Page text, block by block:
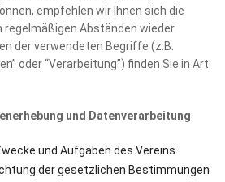
empfehlen wir Ihnen sich die
regelmäßigen Abständen wieder
der verwendeten Begriffe (z.B.
oder “Verarbeitung”) finden Sie in Art.
und Datenverarbeitung
und Aufgaben des Vereins
der gesetzlichen Bestimmungen